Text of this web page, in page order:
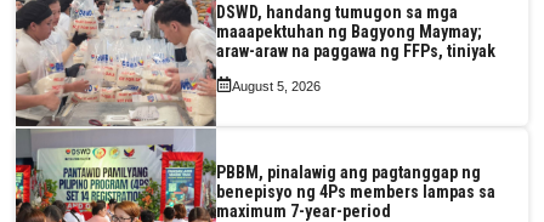
DSWD, handang tumugon sa mga
maaapektuhan ng Bagyong Maymay;
araw-araw na paggawa ng FFPs, tiniyak
August 5, 2026
PBBM, pinalawig ang pagtanggap ng
benepisyo ng 4Ps members lampas sa
maximum 7-year-period